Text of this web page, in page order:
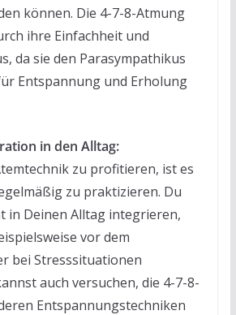
können. Die 4-7-8-Atmung
ihre Einfachheit und
da sie den Parasympathikus
Entspannung und Erholung
in den Alltag:
zu profitieren, ist es
zu praktizieren. Du
in Deinen Alltag integrieren,
vor dem
bei Stresssituationen
auch versuchen, die 4-7-8-
Entspannungstechniken